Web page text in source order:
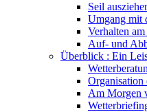
Seil
Umgang mit
Verhalten
Auf- und
Überblick : Ein
Organisation
Am Morgen